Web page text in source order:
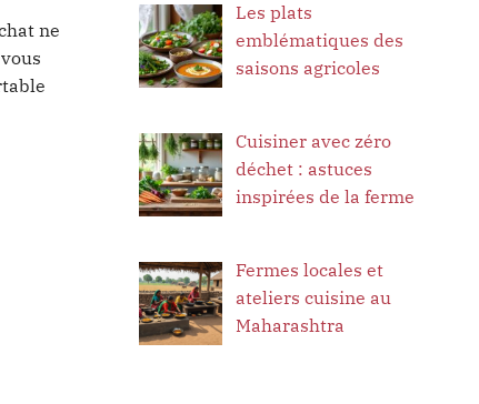
ne
Les plats
emblématiques des
saisons agricoles
Cuisiner avec zéro
déchet : astuces
inspirées de la ferme
Fermes locales et
ateliers cuisine au
Maharashtra